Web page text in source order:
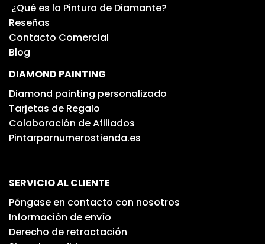
¿Qué es la Pintura de Diamante?
Reseñas
Contacto Comercial
Blog
DIAMOND PAINTING
Diamond painting personalizado
Tarjetas de Regalo
Colaboración de Afiliados
Pintarpornumerostienda.es
SERVICIO AL CLIENTE
Póngase en contacto con nosotros
Información de envío
Derecho de retractación